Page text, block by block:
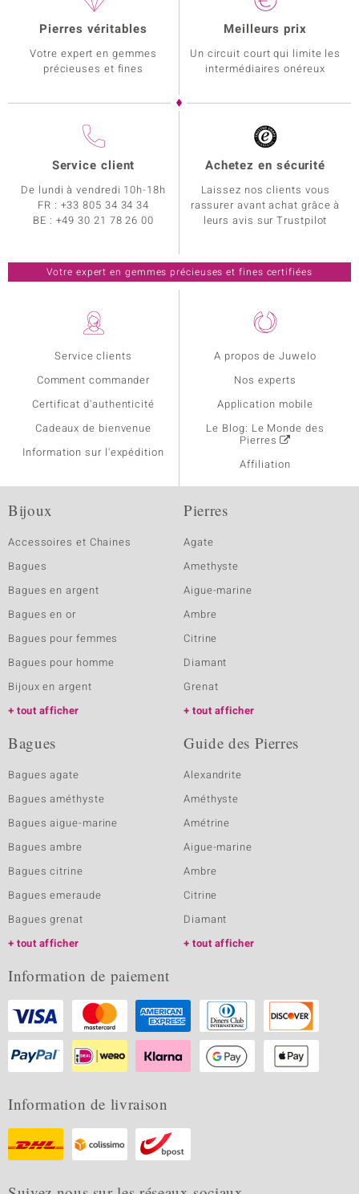
Service clients
Comment commander
Certificat d'authenticité
Cadeaux de bienvenue
Information sur l'expédition
A propos de Juwelo
Nos experts
Application mobile
Le Blog: Le Monde des
Pierres
Affiliation
Pierres véritables
Votre expert en gemmes
précieuses et fines
Meilleurs prix
Un circuit court qui limite les
intermédiaires onéreux
Service client
De lundi à vendredi 10h-18h
FR : +33 805 34 34 34
BE : +49 30 21 78 26 00
Achetez en sécurité
Laissez nos clients vous
rassurer avant achat grâce à
leurs avis sur Trustpilot
Votre expert en gemmes précieuses et fines certifiées
Bijoux
Accessoires et Chaines
Bagues
Bagues en argent
Bagues en or
Bagues pour femmes
Bagues pour homme
Bijoux en argent
tout afficher
Pierres
Agate
Amethyste
Aigue-marine
Ambre
Citrine
Diamant
Grenat
tout afficher
Bagues
Bagues agate
Bagues améthyste
Bagues aigue-marine
Bagues ambre
Bagues citrine
Bagues emeraude
Bagues grenat
tout afficher
Guide des Pierres
Alexandrite
Améthyste
Amétrine
Aigue-marine
Ambre
Citrine
Diamant
tout afficher
Information de paiement
Information de livraison